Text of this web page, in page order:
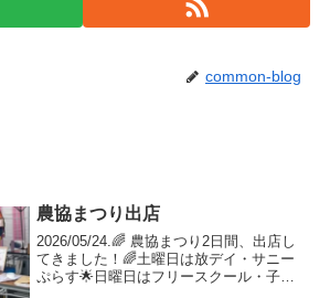
common-blog
農協まつり出店
2026/05/24.🌈 農協まつり2日間、出店し
てきました！🌈土曜日は放デイ・サニー
ぷらす🌟日曜日はフリースクール・子ど